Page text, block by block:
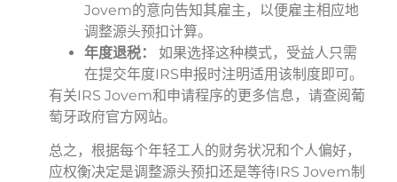
Jovem的意向告知其雇主，以便雇主相应地
调整源头预扣计算。
年度退税：
如果选择这种模式，受益人只需
在提交年度IRS申报时注明适用该制度即可。
有关IRS Jovem和申请程序的更多信息，请查阅葡
萄牙政府官方网站。
总之，根据每个年轻工人的财务状况和个人偏好，
应权衡决定是调整源头预扣还是等待IRS Jovem制